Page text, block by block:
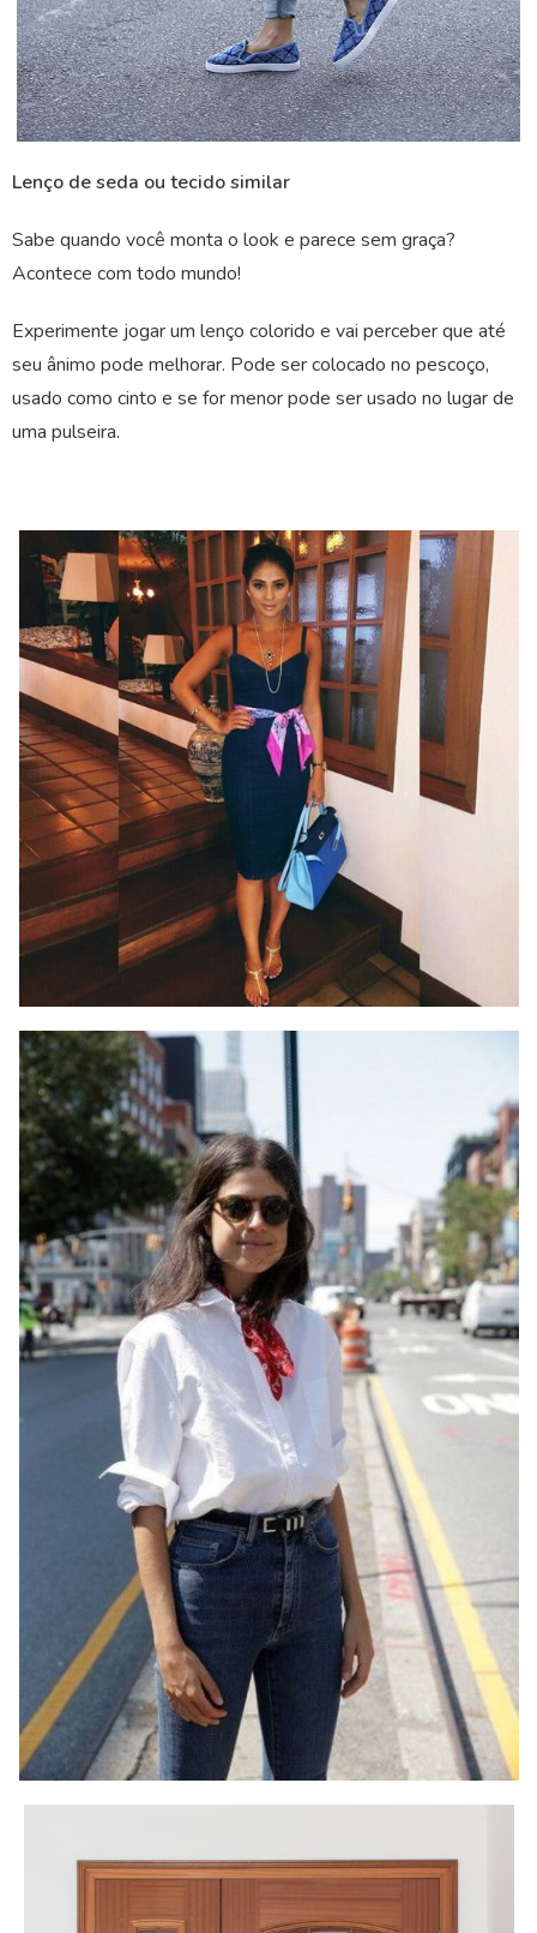
Lenço de seda ou tecido similar
Sabe quando você monta o look e parece sem graça?
Acontece com todo mundo!
Experimente jogar um lenço colorido e vai perceber que até
seu ânimo pode melhorar. Pode ser colocado no pescoço,
usado como cinto e se for menor pode ser usado no lugar de
uma pulseira.